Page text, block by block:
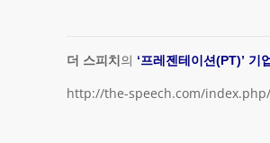
더 스피치 의 ‘프레젠테이션(PT)’ 기
http://the-speech.com/